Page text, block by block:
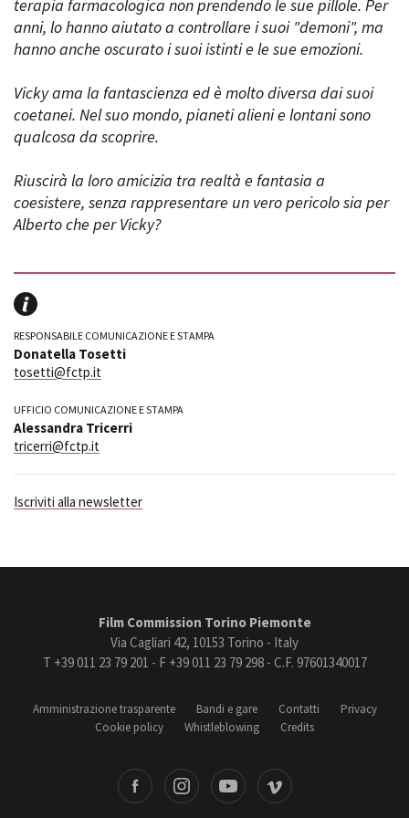
terapia farmacologica non prendendo le sue pillole. Per
anni, lo hanno aiutato a controllare i suoi "demoni", ma
hanno anche oscurato i suoi istinti e le sue emozioni.
Vicky ama la fantascienza ed è molto diversa dai suoi
coetanei. Nel suo mondo, pianeti alieni e lontani sono
qualcosa da scoprire.
Riuscirà la loro amicizia tra realtà e fantasia a
coesistere, senza rappresentare un vero pericolo sia per
Alberto che per Vicky?
RESPONSABILE COMUNICAZIONE E STAMPA
Donatella Tosetti
tosetti@fctp.it
UFFICIO COMUNICAZIONE E STAMPA
Alessandra Tricerri
tricerri@fctp.it
Iscriviti alla newsletter
Film Commission Torino Piemonte
Via Cagliari 42, 10153 Torino - Italy
T +39 011 23 79 201 - F +39 011 23 79 298 - C.F. 97601340017
Amministrazione trasparente Bandi e gare Contatti
Privacy
Cookie policy
Whistleblowing Credits
Vimeo